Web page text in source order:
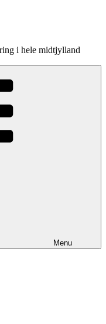
i hele midtjylland
Menu